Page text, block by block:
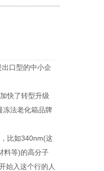
口型的中小企
快了转型升级
冻法老化箱品牌
比如340nm(这
料等)的高分子
始入这个行的人